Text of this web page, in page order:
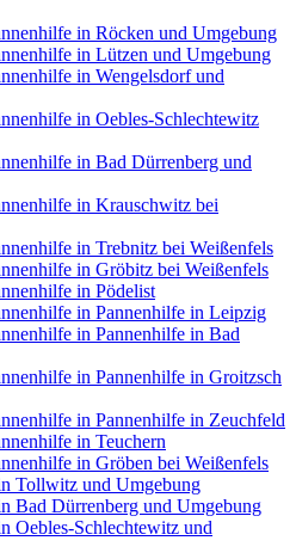
in Röcken und Umgebung
in Lützen und Umgebung
in Wengelsdorf und
in Oebles-Schlechtewitz
in Bad Dürrenberg und
in Krauschwitz bei
in Trebnitz bei Weißenfels
in Gröbitz bei Weißenfels
in Pödelist
in Pannenhilfe in Leipzig
in Pannenhilfe in Bad
in Pannenhilfe in Groitzsch
in Pannenhilfe in Zeuchfeld
in Teuchern
in Gröben bei Weißenfels
Tollwitz und Umgebung
Bad Dürrenberg und Umgebung
Oebles-Schlechtewitz und